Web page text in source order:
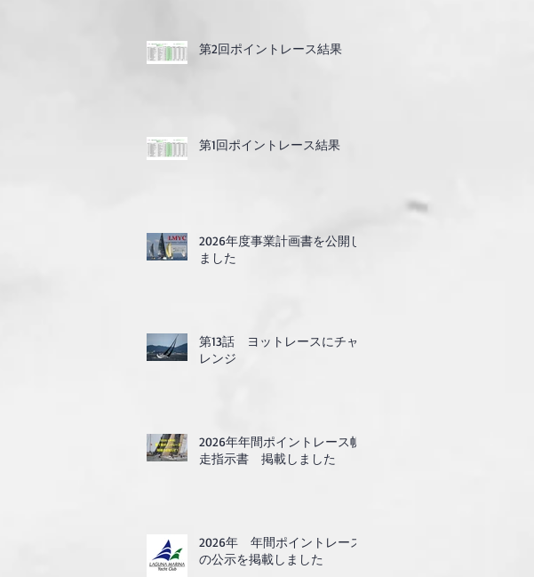
第2回ポイントレース結果
第1回ポイントレース結果
2026年度事業計画書を公開し
ました
第13話 ヨットレースにチャ
レンジ
2026年年間ポイントレース帆
走指示書 掲載しました
2026年 年間ポイントレース
の公示を掲載しました